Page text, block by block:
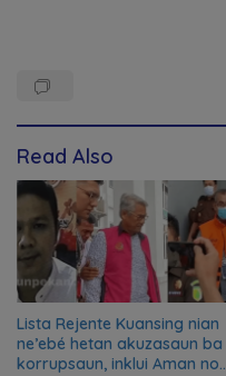
Read Also
Lista Rejente Kuansing nian
ne’ebé hetan akuzasaun ba
korrupsaun, inklui Aman no